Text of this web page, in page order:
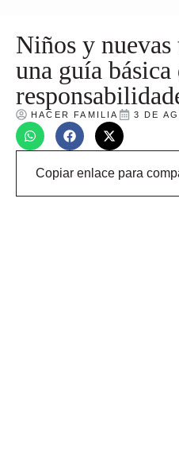
Niños y
una guía básica
HACER FAMILIA 3 DE
Copiar enlace para